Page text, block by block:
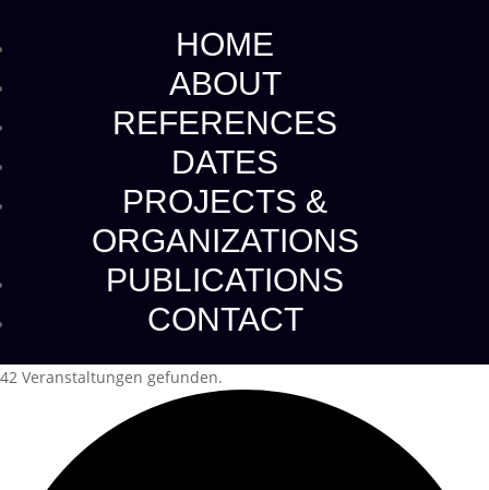
HOME
ABOUT
REFERENCES
DATES
PROJECTS &
ORGANIZATIONS
PUBLICATIONS
CONTACT
42 Veranstaltungen gefunden.